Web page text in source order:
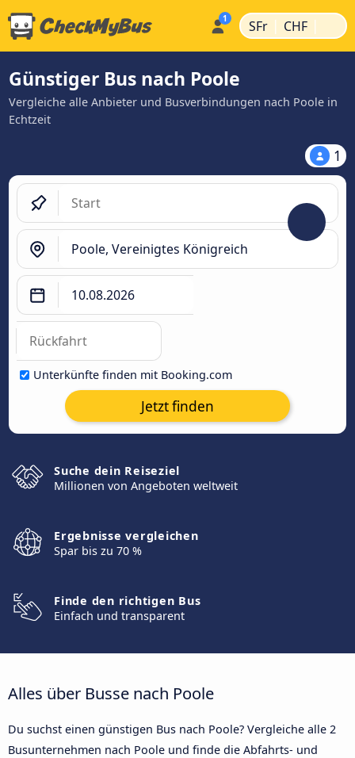
SFr | CHF |
Günstiger Bus nach Poole
Vergleiche alle Anbieter und Busverbindungen nach Poole in
Echtzeit
1
Unterkünfte finden mit Booking.com
Jetzt finden
Suche dein Reiseziel
Millionen von Angeboten weltweit
Ergebnisse vergleichen
Spar bis zu 70 %
Finde den richtigen Bus
Einfach und transparent
Alles über Busse nach Poole
Du suchst einen günstigen Bus nach Poole? Vergleiche alle 2
Busunternehmen nach Poole und finde die Abfahrts- und